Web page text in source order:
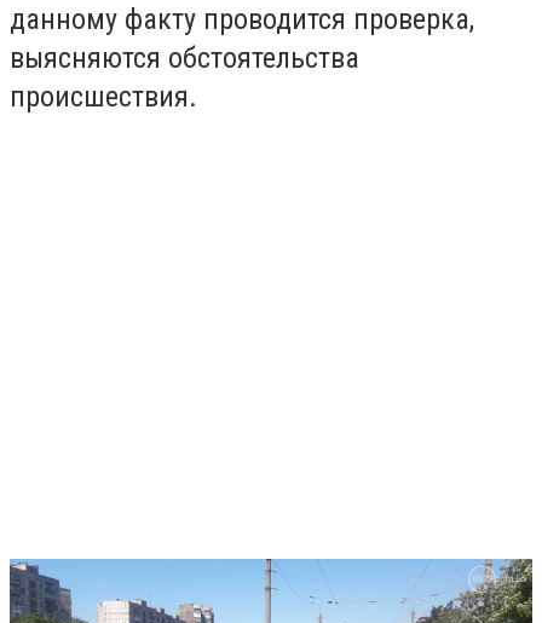
данному факту проводится проверка,
выясняются обстоятельства
происшествия.